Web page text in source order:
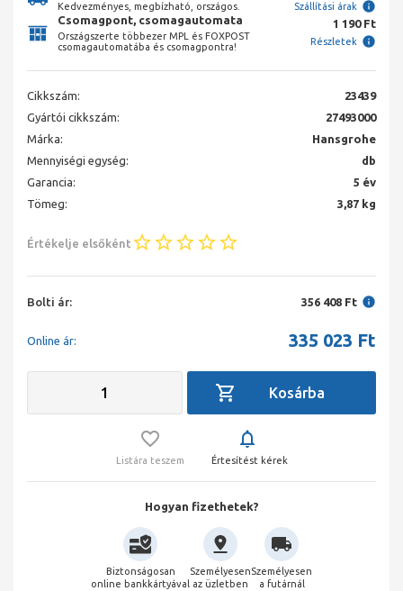
Kedvezményes, megbízható, országos. Szállítási árak
Csomagpont, csomagautomata
Országszerte többezer MPL és FOXPOST
csomagautomatába és csomagpontra!
1 190 Ft
Részletek
Cikkszám:
23439
Gyártói cikkszám:
27493000
Márka:
Hansgrohe
Mennyiségi egység:
db
Garancia:
5 év
Tömeg:
3,87 kg
Értékelje elsőként
Bolti ár: 356 408 Ft
Online ár: 335 023 Ft
Listára teszem Értesítést kérek
Hogyan fizethetek?
Biztonságosan
online bankkártyával
Személyesen
az üzletben
Személyesen
a futárnál